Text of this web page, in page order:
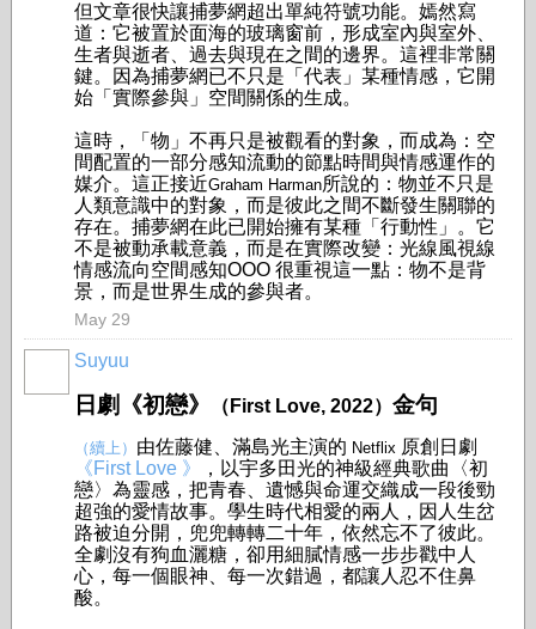
但文章很快讓捕夢網超出單純符號功能。嫣然寫
道：它被置於面海的玻璃窗前，形成室內與室外、
生者與逝者、過去與現在之間的邊界。這裡非常關
鍵。因為捕夢網已不只是「代表」某種情感，它開
始「實際參與」空間關係的生成。
這時，「物」不再只是被觀看的對象，而成為：空
間配置的一部分感知流動的節點時間與情感運作的
媒介。這正接近Graham Harman所說的：物並不只是
人類意識中的對象，而是彼此之間不斷發生關聯的
存在。捕夢網在此已開始擁有某種「行動性」。它
不是被動承載意義， 而是在實際改變：光線風視線
情感流向空間感知OOO 很重視這一點：物不是背
景，而是世界生成的參與者。
May 29
Suyuu
日劇《初戀》 （First Love, 2022） 金句
（續上） 由佐藤健、滿島光主演的 Netflix 原創日劇
《First Love 》
，以宇多田光的神級經典歌曲〈初
戀〉為靈感，把青春、遺憾與命運交織成一段後勁
超強的愛情故事。學生時代相愛的兩人，因人生岔
路被迫分開，兜兜轉轉二十年，依然忘不了彼此。
全劇沒有狗血灑糖，卻用細膩情感一步步戳中人
心，每一個眼神、每一次錯過，都讓人忍不住鼻
酸。